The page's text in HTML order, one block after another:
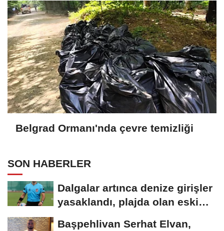
Belgrad Ormanı'nda çevre temizliği
SON HABERLER
Dalgalar artınca denize girişler
yasaklandı, plajda olan eski
Başpehlivan Serhat Elvan,